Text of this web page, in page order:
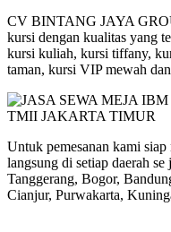
CV BINTANG JAYA
kursi dengan kualitas yang
kursi kuliah, kursi tiffany,
taman, kursi VIP mewah
Untuk pemesanan kami
langsung di setiap daerah se
Tanggerang, Bogor,
Cianjur, Purwakarta,